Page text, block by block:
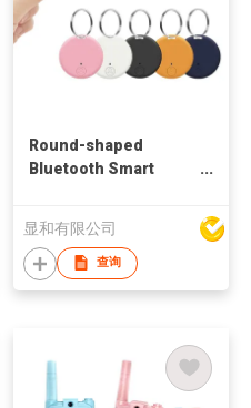
Round-shaped
Bluetooth Smart
显和有限公司
查询